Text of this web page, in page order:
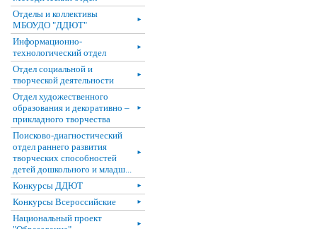
Отделы и коллективы
МБОУДО "ДДЮТ"
►
Информационно-
технологический отдел
►
Отдел социальной и
творческой деятельности
►
Отдел художественного
образования и декоративно –
прикладного творчества
►
Поисково-диагностический
отдел раннего развития
творческих способностей
детей дошкольного и младш...
►
Конкурсы ДДЮТ ►
Конкурсы Всероссийские ►
Национальный проект
►